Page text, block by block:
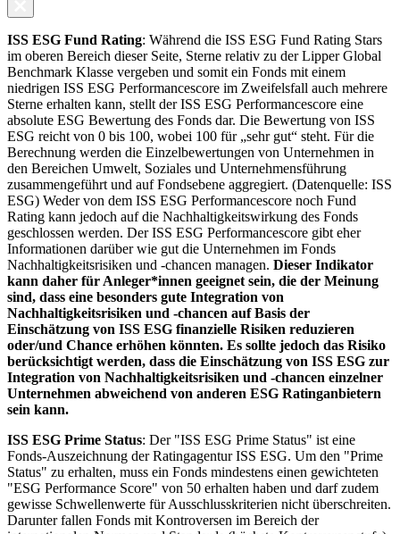
ISS ESG Fund Rating: Während die ISS ESG Fund Rating Stars
im oberen Bereich dieser Seite, Sterne relativ zu der Lipper Global
Benchmark Klasse vergeben und somit ein Fonds mit einem
niedrigen ISS ESG Performancescore im Zweifelsfall auch mehrere
Sterne erhalten kann, stellt der ISS ESG Performancescore eine
absolute ESG Bewertung des Fonds dar. Die Bewertung von ISS
ESG reicht von 0 bis 100, wobei 100 für „sehr gut“ steht. Für die
Berechnung werden die Einzelbewertungen von Unternehmen in
den Bereichen Umwelt, Soziales und Unternehmensführung
zusammengeführt und auf Fondsebene aggregiert. (Datenquelle: ISS
ESG) Weder von dem ISS ESG Performancescore noch Fund
Rating kann jedoch auf die Nachhaltigkeitswirkung des Fonds
geschlossen werden. Der ISS ESG Performancescore gibt eher
Informationen darüber wie gut die Unternehmen im Fonds
Nachhaltigkeitsrisiken und -chancen managen. Dieser Indikator
kann daher für Anleger*innen geeignet sein, die der Meinung
sind, dass eine besonders gute Integration von
Nachhaltigkeitsrisiken und -chancen auf Basis der
Einschätzung von ISS ESG finanzielle Risiken reduzieren
oder/und Chance erhöhen könnten. Es sollte jedoch das Risiko
berücksichtigt werden, dass die Einschätzung von ISS ESG zur
Integration von Nachhaltigkeitsrisiken und -chancen einzelner
Unternehmen abweichend von anderen ESG Ratinganbietern
sein kann.
ISS ESG Prime Status: Der "ISS ESG Prime Status" ist eine
Fonds-Auszeichnung der Ratingagentur ISS ESG. Um den "Prime
Status" zu erhalten, muss ein Fonds mindestens einen gewichteten
"ESG Performance Score" von 50 erhalten haben und darf zudem
gewisse Schwellenwerte für Ausschlusskriterien nicht überschreiten.
Darunter fallen Fonds mit Kontroversen im Bereich der